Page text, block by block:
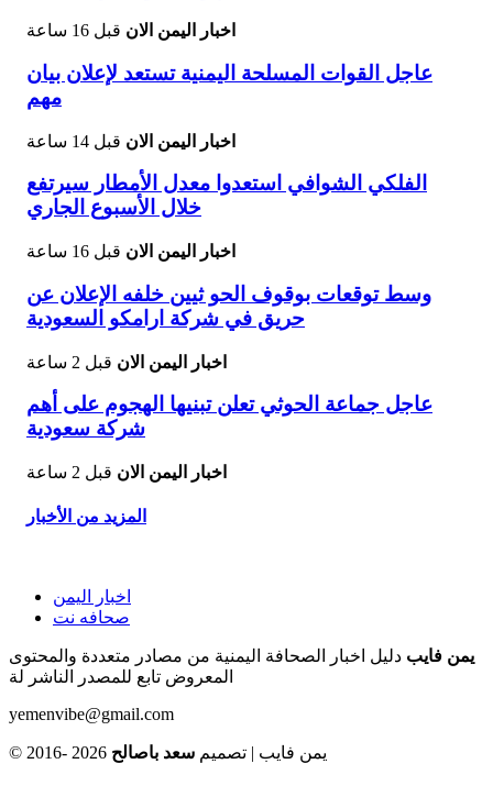
اخبار اليمن الان قبل 16 ساعة
عاجل القوات المسلحة اليمنية تستعد لإعلان بيان
مهم
اخبار اليمن الان قبل 14 ساعة
الفلكي الشوافي استعدوا معدل الأمطار سيرتفع
خلال الأسبوع الجاري
اخبار اليمن الان قبل 16 ساعة
وسط توقعات بوقوف الحو ثيين خلفه الإعلان عن
حريق في شركة ارامكو السعودية
اخبار اليمن الان قبل 2 ساعة
عاجل جماعة الحوثي تعلن تبنيها الهجوم على أهم
شركة سعودية
اخبار اليمن الان قبل 2 ساعة
المزيد من الأخبار
اخبار اليمن
صحافه نت
يمن فايب دليل اخبار الصحافة اليمنية من مصادر متعددة والمحتوى
المعروض تابع للمصدر الناشر لة
yemenvibe@gmail.com
© 2016- 2026 يمن فايب | تصميم سعد باصالح